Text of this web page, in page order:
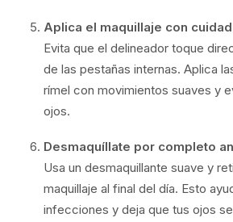
Aplica el maquillaje con
Evita que el delineador toque
de las pestañas internas. Aplica
rímel con movimientos suaves y
ojos.
Desmaquíllate por completo
Usa un desmaquillante suave y
maquillaje al final del día. Esto
infecciones y deja que tus ojos